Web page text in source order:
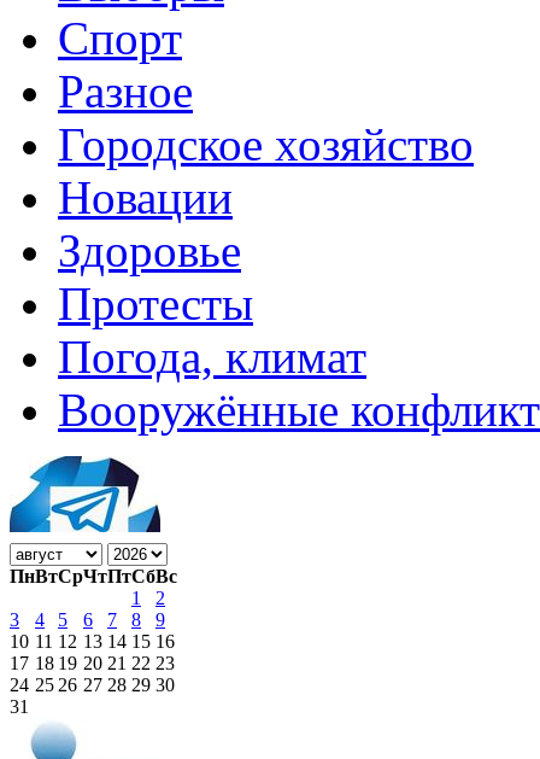
Спорт
Разное
Городское хозяйство
Новации
Здоровье
Протесты
Погода, климат
Вооружённые
ПнВтСрЧтПтСбВс
1
2
3
4 5 6 7 8
9
10 11 12 13 14 15 16
17 18 19 20 21 22 23
24 25 26 27 28 29 30
31